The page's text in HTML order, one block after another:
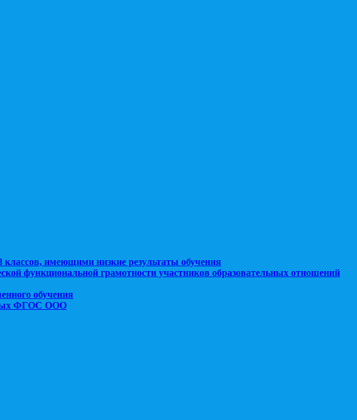
классов, имеющими низкие результаты обучения
функциональной грамотности участников образовательных отношений
обучения
ФГОС ООО